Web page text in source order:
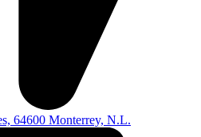
64600 Monterrey, N.L.